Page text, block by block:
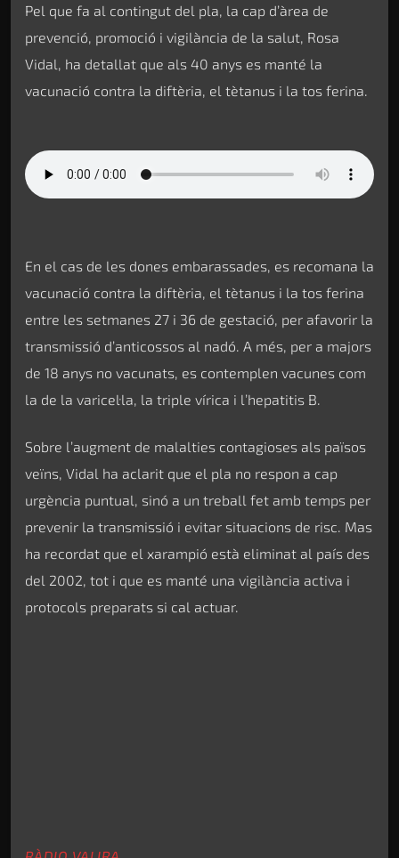
Pel que fa al contingut del pla, la cap d’àrea de
prevenció, promoció i vigilància de la salut, Rosa
Vidal, ha detallat que als 40 anys es manté la
vacunació contra la diftèria, el tètanus i la tos ferina.
En el cas de les dones embarassades, es recomana la
vacunació contra la diftèria, el tètanus i la tos ferina
entre les setmanes 27 i 36 de gestació, per afavorir la
transmissió d’anticossos al nadó. A més, per a majors
de 18 anys no vacunats, es contemplen vacunes com
la de la varicel·la, la triple vírica i l’hepatitis B.
Sobre l’augment de malalties contagioses als països
veïns, Vidal ha aclarit que el pla no respon a cap
urgència puntual, sinó a un treball fet amb temps per
prevenir la transmissió i evitar situacions de risc. Mas
ha recordat que el xarampió està eliminat al país des
del 2002, tot i que es manté una vigilància activa i
protocols preparats si cal actuar.